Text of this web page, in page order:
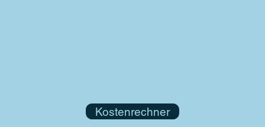
Kostenrechner